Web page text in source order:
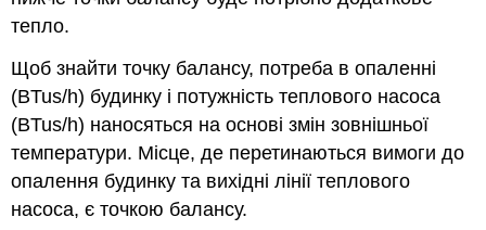
тепло.
Щоб знайти точку балансу, потреба в опаленні
(BTus/h) будинку і потужність теплового насоса
(BTus/h) наносяться на основі змін зовнішньої
температури. Місце, де перетинаються вимоги до
опалення будинку та вихідні лінії теплового
насоса, є точкою балансу.